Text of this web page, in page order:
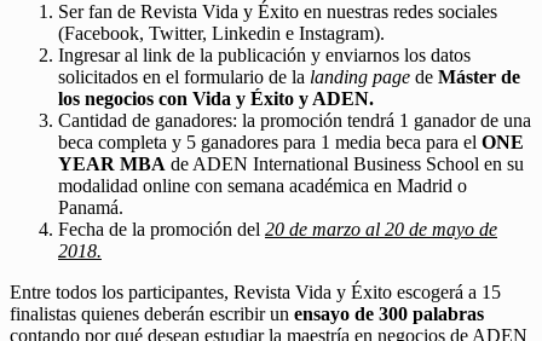
Ser fan de Revista Vida y Éxito en nuestras redes sociales
(Facebook, Twitter, Linkedin e Instagram).
Ingresar al link de la publicación y enviarnos los datos
solicitados en el formulario de la landing page de Máster de
los negocios con Vida y Éxito y ADEN.
Cantidad de ganadores: la promoción tendrá 1 ganador de una
beca completa y 5 ganadores para 1 media beca para el ONE
YEAR MBA de ADEN International Business School en su
modalidad online con semana académica en Madrid o
Panamá.
Fecha de la promoción del 20 de marzo al 20 de mayo de
2018.
Entre todos los participantes, Revista Vida y Éxito escogerá a 15
finalistas quienes deberán escribir un ensayo de 300 palabras
contando por qué desean estudiar la maestría en negocios de ADEN